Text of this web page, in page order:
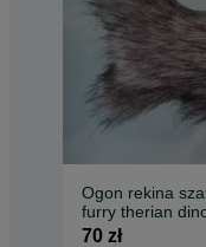
Ogon rekina
furry therian
cosplay
70 zł